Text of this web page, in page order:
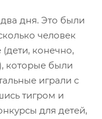
дня. Это были
человек
конечно,
которые были
играли с
тигром и
для детей,